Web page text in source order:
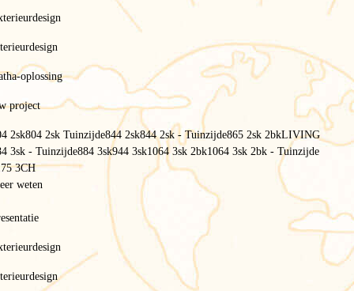
oplossing
project
2sk804 2sk Tuinzijde844 2sk844 2sk - Tuinzijde865 2sk 2bkLIVING
3sk - Tuinzijde884 3sk944 3sk1064 3sk 2bk1064 3sk 2bk - Tuinzijde
3CH
weten